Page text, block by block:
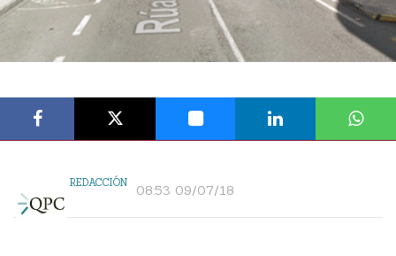
REDACCIÓN 08:53 09/07/18